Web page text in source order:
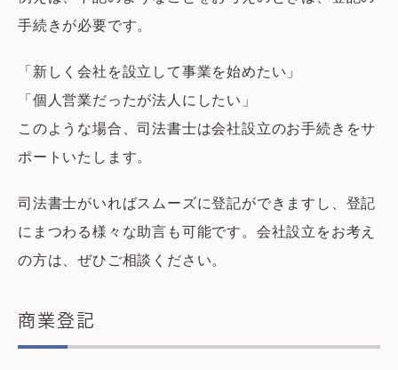
手続きが必要です。
「新しく会社を設立して事業を始めたい」
「個人営業だったが法人にしたい」
このような場合、司法書士は会社設立のお手続きをサ
ポートいたします。
司法書士がいればスムーズに登記ができますし、登記
にまつわる様々な助言も可能です。会社設立をお考え
の方は、ぜひご相談ください。
商業登記